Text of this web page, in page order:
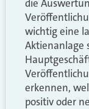
die
wichtig eine
Aktienanlage
erkennen,
positiv oder